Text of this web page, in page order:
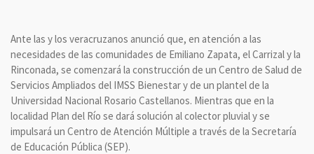
Ante las y los veracruzanos anunció que, en atención a las
necesidades de las comunidades de Emiliano Zapata, el Carrizal y la
Rinconada, se comenzará la construcción de un Centro de Salud de
Servicios Ampliados del IMSS Bienestar y de un plantel de la
Universidad Nacional Rosario Castellanos. Mientras que en la
localidad Plan del Río se dará solución al colector pluvial y se
impulsará un Centro de Atención Múltiple a través de la Secretaría
de Educación Pública (SEP).